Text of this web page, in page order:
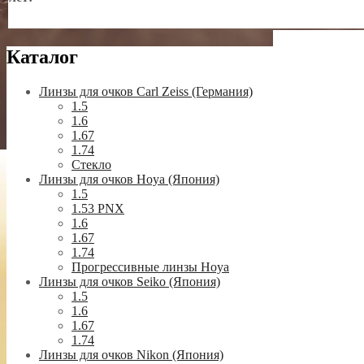
Каталог
Линзы для очков Carl Zeiss (Германия)
1.5
1.6
1.67
1.74
Стекло
Линзы для очков Hoya (Япония)
1.5
1.53 PNX
1.6
1.67
1.74
Прогрессивные линзы Hoya
Линзы для очков Seiko (Япония)
1.5
1.6
1.67
1.74
Линзы для очков Nikon (Япония)